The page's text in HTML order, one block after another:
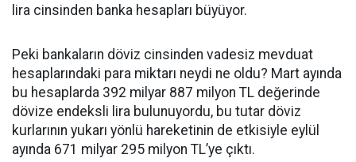
lira cinsinden banka hesapları büyüyor.
Peki bankaların döviz cinsinden vadesiz mevduat
hesaplarındaki para miktarı neydi ne oldu? Mart ayında
bu hesaplarda 392 milyar 887 milyon TL değerinde
dövize endeksli lira bulunuyordu, bu tutar döviz
kurlarının yukarı yönlü hareketinin de etkisiyle eylül
ayında 671 milyar 295 milyon TL’ye çıktı.